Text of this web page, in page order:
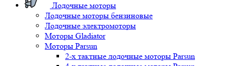
Лодочные моторы
Лодочные моторы бензиновые
Лодочные электромоторы
Моторы Gladiator
Моторы Parsun
2-х тактные лодочные моторы Parsun